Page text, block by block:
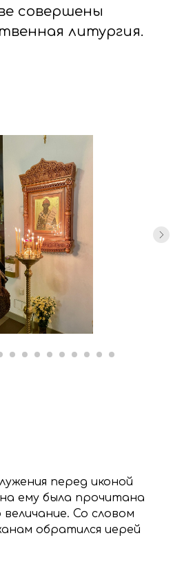
совершены
литургия.
перед иконой
ему была прочитана
Со словом
обратился иерей